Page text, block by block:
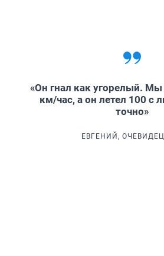
«Он гнал как угорелый. Мы
км/час, а он летел 100 с
точно»
ЕВГЕНИЙ,